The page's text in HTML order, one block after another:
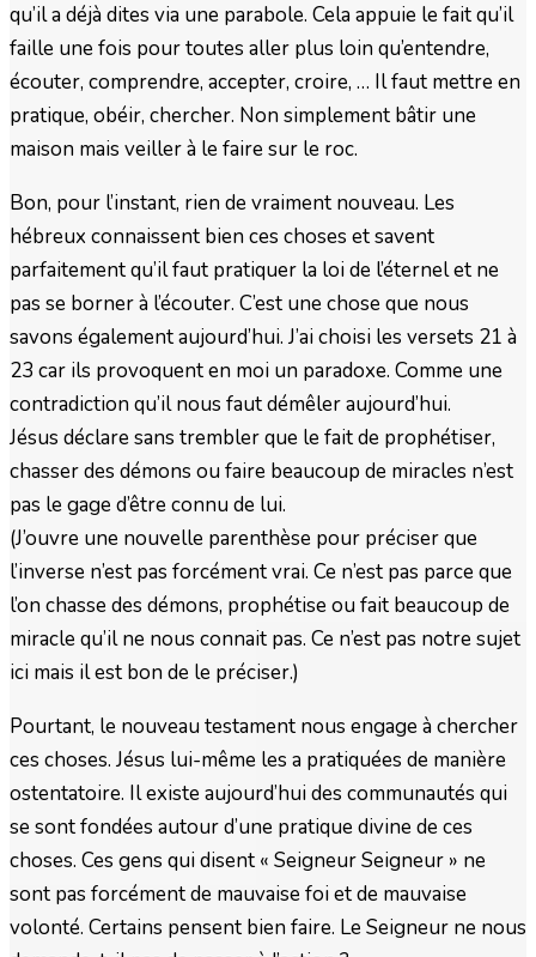
qu’il a déjà dites via une parabole. Cela appuie le fait qu’il
faille une fois pour toutes aller plus loin qu’entendre,
écouter, comprendre, accepter, croire, … Il faut mettre en
pratique, obéir, chercher. Non simplement bâtir une
maison mais veiller à le faire sur le roc.
Bon, pour l’instant, rien de vraiment nouveau. Les
hébreux connaissent bien ces choses et savent
parfaitement qu’il faut pratiquer la loi de l’éternel et ne
pas se borner à l’écouter. C’est une chose que nous
savons également aujourd’hui. J’ai choisi les versets 21 à
23 car ils provoquent en moi un paradoxe. Comme une
contradiction qu’il nous faut démêler aujourd’hui.
Jésus déclare sans trembler que le fait de prophétiser,
chasser des démons ou faire beaucoup de miracles n’est
pas le gage d’être connu de lui.
(J’ouvre une nouvelle parenthèse pour préciser que
l’inverse n’est pas forcément vrai. Ce n’est pas parce que
l’on chasse des démons, prophétise ou fait beaucoup de
miracle qu’il ne nous connait pas. Ce n’est pas notre sujet
ici mais il est bon de le préciser.)
Pourtant, le nouveau testament nous engage à chercher
ces choses. Jésus lui-même les a pratiquées de manière
ostentatoire. Il existe aujourd’hui des communautés qui
se sont fondées autour d’une pratique divine de ces
choses. Ces gens qui disent « Seigneur Seigneur » ne
sont pas forcément de mauvaise foi et de mauvaise
volonté. Certains pensent bien faire. Le Seigneur ne nous